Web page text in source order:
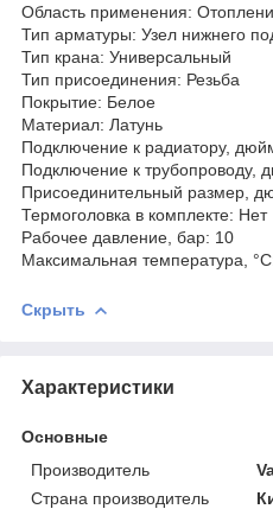
Область применения:
Тип арматуры: Узел нижнего
Тип крана: Универсальный
Тип присоединения: Резьба
Покрытие: Белое
Материал: Латунь
Подключение к радиатору,
Подключение к трубопроводу,
Присоединительный размер,
Термоголовка в комплекте: Нет
Рабочее давление, бар: 10
Максимальная температура,
Скрыть
Характеристики
Основные
Производитель
Страна производитель